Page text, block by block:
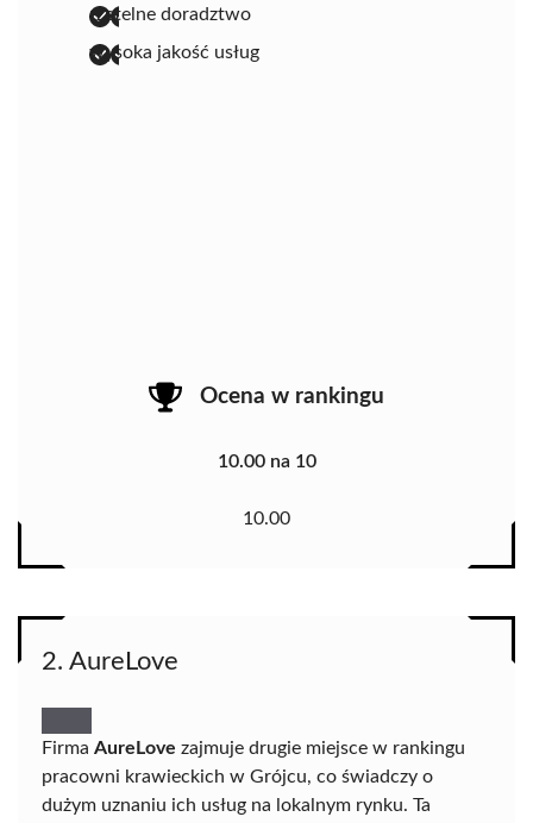
rzetelne doradztwo
wysoka jakość usług
Ocena w rankingu
10.00 na 10
10.00
2. AureLove
Firma AureLove zajmuje drugie miejsce w rankingu
pracowni krawieckich w Grójcu, co świadczy o
dużym uznaniu ich usług na lokalnym rynku. Ta